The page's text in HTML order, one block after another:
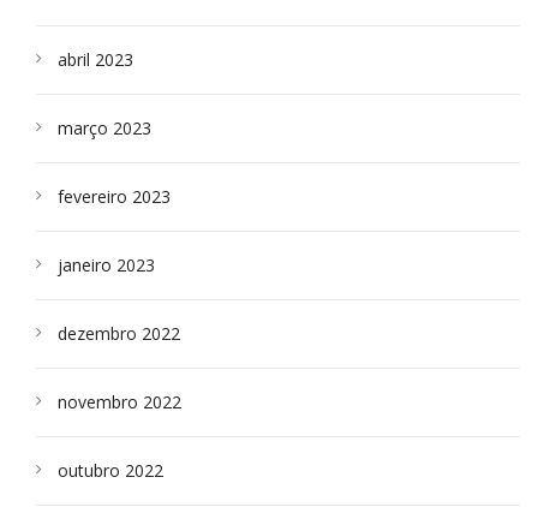
abril 2023
março 2023
fevereiro 2023
janeiro 2023
dezembro 2022
novembro 2022
outubro 2022